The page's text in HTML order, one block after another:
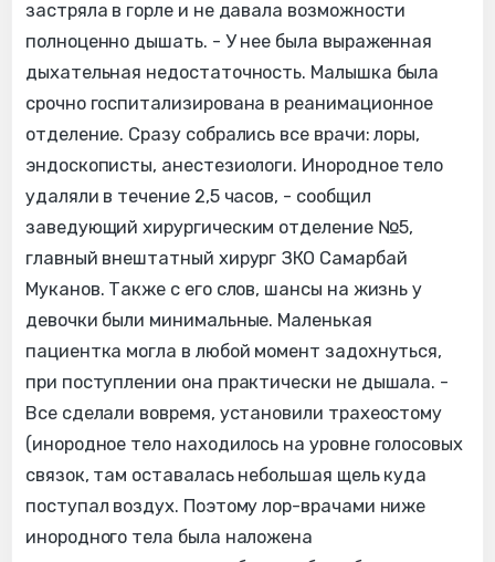
застряла в горле и не давала возможности
полноценно дышать. - У нее была выраженная
дыхательная недостаточность. Малышка была
срочно госпитализирована в реанимационное
отделение. Сразу собрались все врачи: лоры,
эндоскописты, анестезиологи. Инородное тело
удаляли в течение 2,5 часов, - сообщил
заведующий хирургическим отделение №5,
главный внештатный хирург ЗКО Самарбай
Муканов. Также с его слов, шансы на жизнь у
девочки были минимальные. Маленькая
пациентка могла в любой момент задохнуться,
при поступлении она практически не дышала. -
Все сделали вовремя, установили трахеостому
(инородное тело находилось на уровне голосовых
связок, там оставалась небольшая щель куда
поступал воздух. Поэтому лор-врачами ниже
инородного тела была наложена